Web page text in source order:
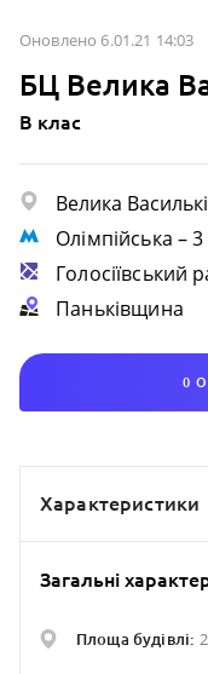
Оновлено 6.01.21 14:03
БЦ Велика
B клас
Велика
Олімпійська – 3
Голосіївський
Паньківщина
0
Характеристики
Загальні
Площа будівлі: